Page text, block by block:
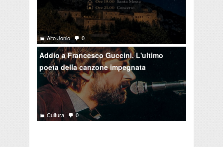
Alto Jonio 0
Addio a Francesco Guccini. L'ultimo
poeta della canzone impegnata
Cultura 0